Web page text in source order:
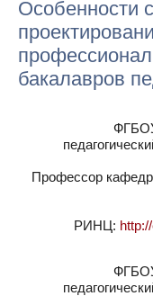
Особенности
бакалавров
Профессор
РИНЦ: